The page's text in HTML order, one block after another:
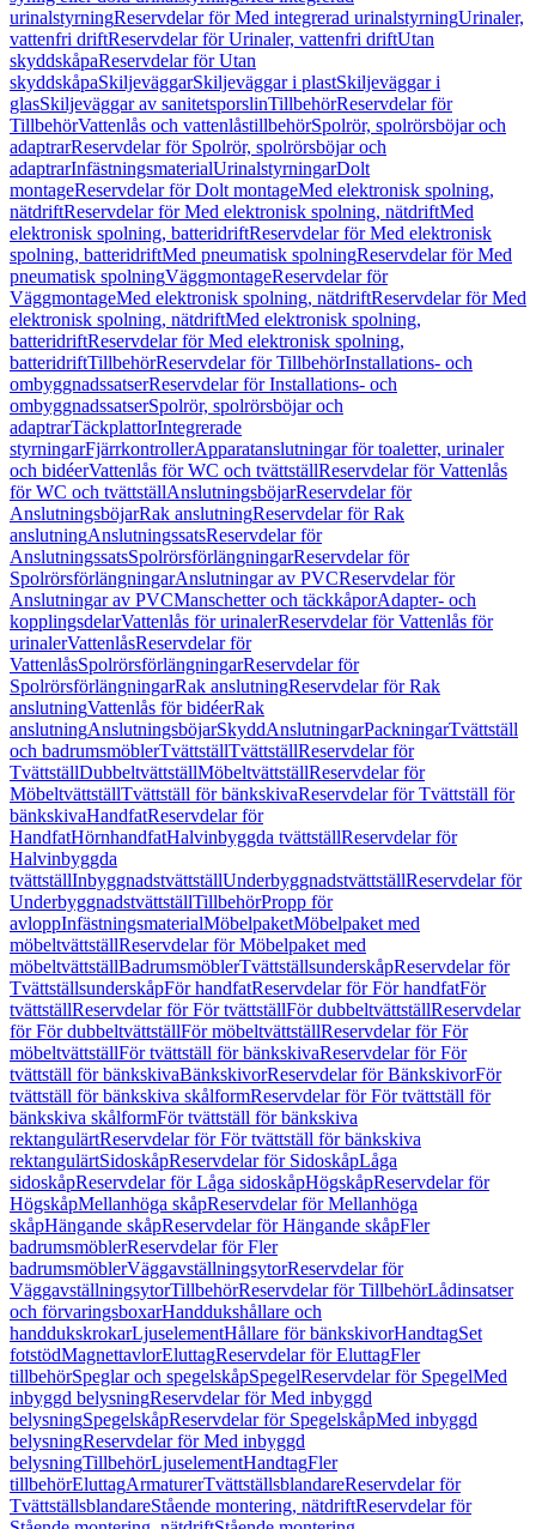
urinalstyrningReservdelar för Med integrerad urinalstyrningUrinaler,
vattenfri driftReservdelar för Urinaler, vattenfri driftUtan
skyddskåpaReservdelar för Utan
skyddskåpaSkiljeväggarSkiljeväggar i plastSkiljeväggar i
glasSkiljeväggar av sanitetsporslinTillbehörReservdelar för
TillbehörVattenlås och vattenlåstillbehörSpolrör, spolrörsböjar och
adaptrarReservdelar för Spolrör, spolrörsböjar och
adaptrarInfästningsmaterialUrinalstyrningarDolt
montageReservdelar för Dolt montageMed elektronisk spolning,
nätdriftReservdelar för Med elektronisk spolning, nätdriftMed
elektronisk spolning, batteridriftReservdelar för Med elektronisk
spolning, batteridriftMed pneumatisk spolningReservdelar för Med
pneumatisk spolningVäggmontageReservdelar för
VäggmontageMed elektronisk spolning, nätdriftReservdelar för Med
elektronisk spolning, nätdriftMed elektronisk spolning,
batteridriftReservdelar för Med elektronisk spolning,
batteridriftTillbehörReservdelar för TillbehörInstallations- och
ombyggnadssatserReservdelar för Installations- och
ombyggnadssatserSpolrör, spolrörsböjar och
adaptrarTäckplattorIntegrerade
styrningarFjärrkontrollerApparatanslutningar för toaletter, urinaler
och bidéerVattenlås för WC och tvättställReservdelar för Vattenlås
för WC och tvättställAnslutningsböjarReservdelar för
AnslutningsböjarRak anslutningReservdelar för Rak
anslutningAnslutningssatsReservdelar för
AnslutningssatsSpolrörsförlängningarReservdelar för
SpolrörsförlängningarAnslutningar av PVCReservdelar för
Anslutningar av PVCManschetter och täckkåporAdapter- och
kopplingsdelarVattenlås för urinalerReservdelar för Vattenlås för
urinalerVattenlåsReservdelar för
VattenlåsSpolrörsförlängningarReservdelar för
SpolrörsförlängningarRak anslutningReservdelar för Rak
anslutningVattenlås för bidéerRak
anslutningAnslutningsböjarSkyddAnslutningarPackningarTvättställ
och badrumsmöblerTvättställTvättställReservdelar för
TvättställDubbeltvättställMöbeltvättställReservdelar för
MöbeltvättställTvättställ för bänkskivaReservdelar för Tvättställ för
bänkskivaHandfatReservdelar för
HandfatHörnhandfatHalvinbyggda tvättställReservdelar för
Halvinbyggda
tvättställInbyggnadstvättställUnderbyggnadstvättställReservdelar för
UnderbyggnadstvättställTillbehörPropp för
avloppInfästningsmaterialMöbelpaketMöbelpaket med
möbeltvättställReservdelar för Möbelpaket med
möbeltvättställBadrumsmöblerTvättställsunderskåpReservdelar för
TvättställsunderskåpFör handfatReservdelar för För handfatFör
tvättställReservdelar för För tvättställFör dubbeltvättställReservdelar
för För dubbeltvättställFör möbeltvättställReservdelar för För
möbeltvättställFör tvättställ för bänkskivaReservdelar för För
tvättställ för bänkskivaBänkskivorReservdelar för BänkskivorFör
tvättställ för bänkskiva skålformReservdelar för För tvättställ för
bänkskiva skålformFör tvättställ för bänkskiva
rektangulärtReservdelar för För tvättställ för bänkskiva
rektangulärtSidoskåpReservdelar för SidoskåpLåga
sidoskåpReservdelar för Låga sidoskåpHögskåpReservdelar för
HögskåpMellanhöga skåpReservdelar för Mellanhöga
skåpHängande skåpReservdelar för Hängande skåpFler
badrumsmöblerReservdelar för Fler
badrumsmöblerVäggavställningsytorReservdelar för
VäggavställningsytorTillbehörReservdelar för TillbehörLådinsatser
och förvaringsboxarHanddukshållare och
handdukskrokarLjuselementHållare för bänkskivorHandtagSet
fotstödMagnettavlorEluttagReservdelar för EluttagFler
tillbehörSpeglar och spegelskåpSpegelReservdelar för SpegelMed
inbyggd belysningReservdelar för Med inbyggd
belysningSpegelskåpReservdelar för SpegelskåpMed inbyggd
belysningReservdelar för Med inbyggd
belysningTillbehörLjuselementHandtagFler
tillbehörEluttagArmaturerTvättställsblandareReservdelar för
TvättställsblandareStående montering, nätdriftReservdelar för